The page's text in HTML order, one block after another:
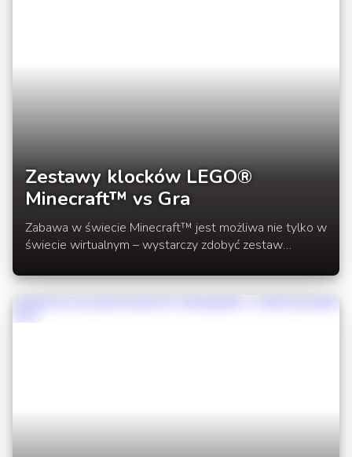
Zestawy klocków LEGO®
Minecraft™ vs Gra
Zabawa w świecie Minecraft™ jest możliwa nie tylko w
świecie wirtualnym – wystarczy zdobyć zestaw
klockowa wersja kultowej gry?